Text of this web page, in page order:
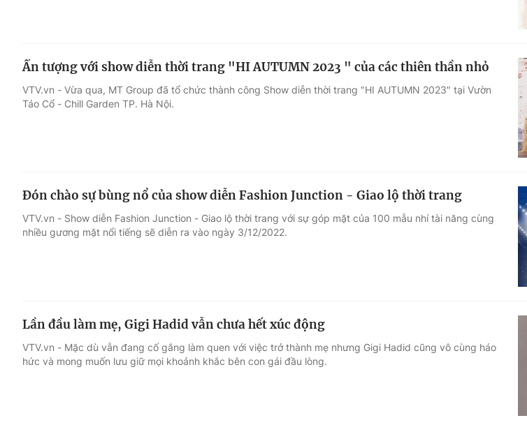
Điện ảnh
Âm nhạc
Sao
Làm đẹp
Tuyển sinh
Học trực tuyến
Ấn tượng với show diễn thời trang "HI AUTUMN 2023 " của các thiên thần nhỏ
VTV.vn - Vừa qua, MT Group đã tổ chức thành công Show diễn thời trang "HI AUTUMN 2023" tại Vườn
Táo Cổ - Chill Garden TP. Hà Nội.
Đón chào sự bùng nổ của show diễn Fashion Junction - Giao lộ thời trang
VTV.vn - Show diễn Fashion Junction - Giao lộ thời trang với sự góp mặt của 100 mẫu nhí tài năng cùng
nhiều gương mặt nổi tiếng sẽ diễn ra vào ngày 3/12/2022.
Lần đầu làm mẹ, Gigi Hadid vẫn chưa hết xúc động
VTV.vn - Mặc dù vẫn đang cố gắng làm quen với việc trở thành mẹ nhưng Gigi Hadid cũng vô cùng háo
hức và mong muốn lưu giữ mọi khoảnh khắc bên con gái đầu lòng.